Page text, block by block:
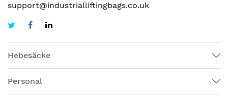
support@industrialliftingbags.co.uk
Hebesäcke
Personal